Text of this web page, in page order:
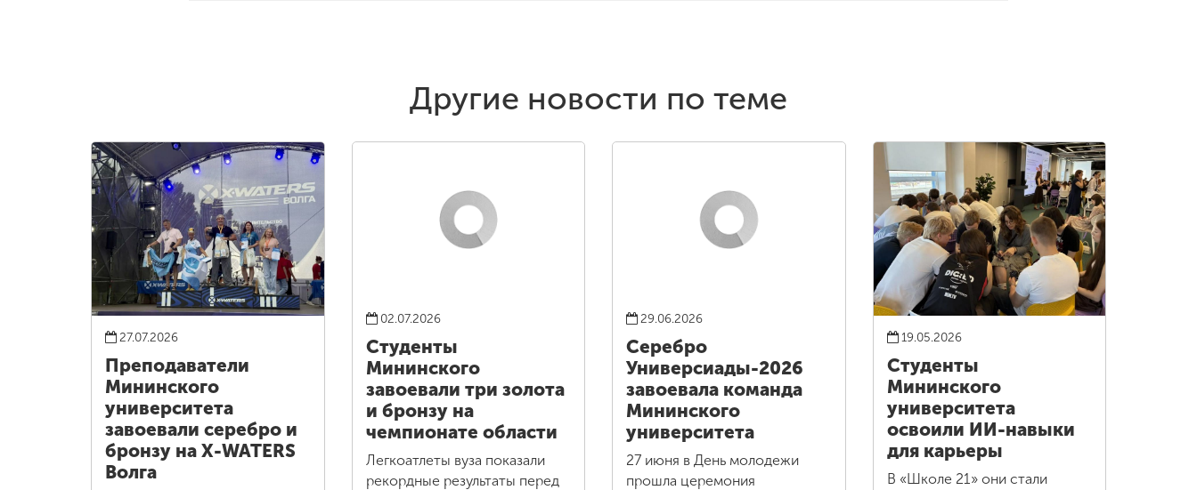
Другие новости по теме
27.07.2026
Преподаватели
Мининского
университета
завоевали серебро и
бронзу на X-WATERS
Волга
02.07.2026
Студенты
Мининского
завоевали три золота
и бронзу на
чемпионате области
Легкоатлеты вуза показали
рекордные результаты перед
29.06.2026
Серебро
Универсиады-2026
завоевала команда
Мининского
университета
27 июня в День молодежи
прошла церемония
19.05.2026
Студенты
Мининского
университета
освоили ИИ-навыки
для карьеры
В «Школе 21» они стали